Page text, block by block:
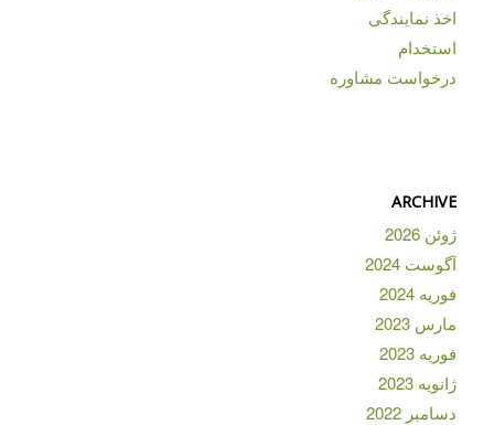
اخذ نمایندگی
استخدام
درخواست مشاوره
ARCHIVE
ژوئن 2026
آگوست 2024
فوریه 2024
مارس 2023
فوریه 2023
ژانویه 2023
دسامبر 2022